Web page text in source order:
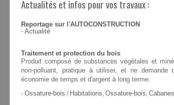
Actualités et infos pour vos travaux :
Reportage sur l'AUTOCONSTRUCTION
- Actualité
Traitement et protection du bois
Produit composé de substances végétales et
non-polluant, pratique à utiliser, et ne demande
économie de temps et d'argent à long terme.
- Ossature-bois / Habitations, Ossature-bois, Cabanes